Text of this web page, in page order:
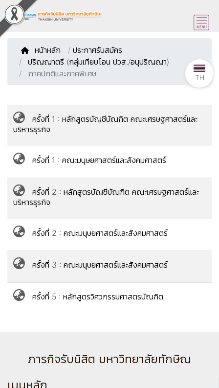
หน้าหลัก / ประกาศรับสมัคร
ปริญญาตรี (กลุ่มเทียบโอน ปวส./อนุปริญญา)
ภาคปกติและภาคพิเศษ
ครั้งที่ 1 : หลักสูตรบัญชีบัณฑิต คณะเศรษฐศาสตร์และ
บริหารธุรกิจ
ครั้งที่ 1 : คณะมนุษยศาสตร์และสังคมศาสตร์
ครั้งที่ 2 : หลักสูตรบัญชีบัณฑิต คณะเศรษฐศาสตร์และ
บริหารธุรกิจ
ครั้งที่ 2 : คณะมนุษยศาสตร์และสังคมศาสตร์
ครั้งที่ 3 : คณะมนุษยศาสตร์และสังคมศาสตร์
ครั้งที่ 5 : หลักสูตรวิศวกรรมศาสตรบัณฑิต
ภารกิจรับนิสิต มหาวิทยาลัยทักษิณ
เมนูหลัก
TH